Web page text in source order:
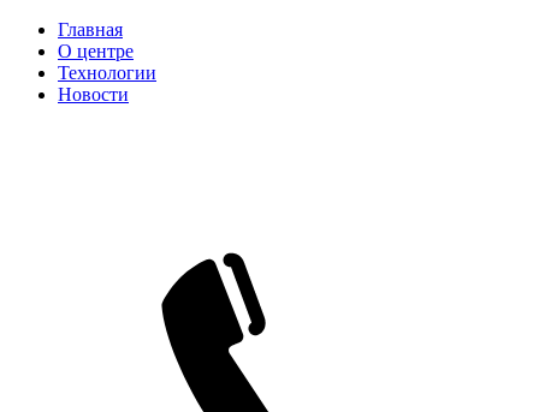
Главная
О центре
Технологии
Новости